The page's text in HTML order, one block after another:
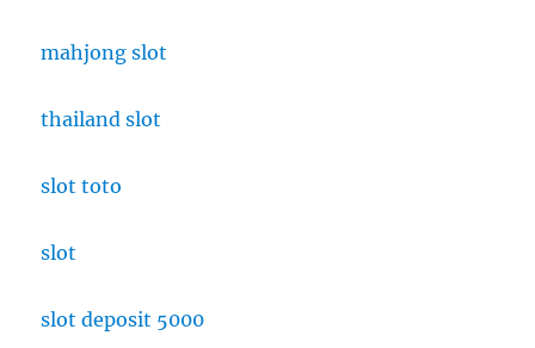
mahjong slot
thailand slot
slot toto
slot
slot deposit 5000